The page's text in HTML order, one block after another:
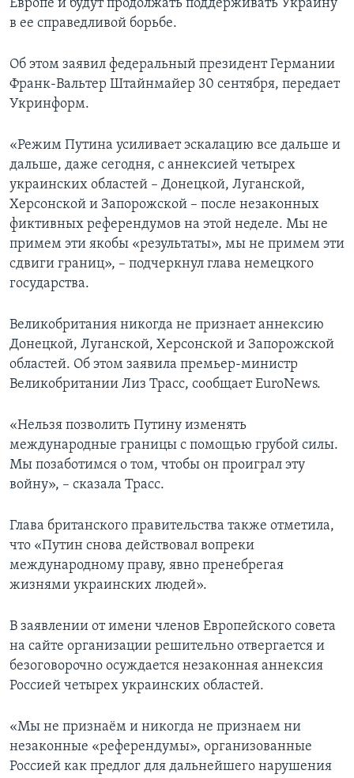
Европе и будут продолжать поддерживать Украину
в ее справедливой борьбе.
Об этом заявил федеральный президент Германии
Франк-Вальтер Штайнмайер 30 сентября, передает
Укринформ.
«Режим Путина усиливает эскалацию все дальше и
дальше, даже сегодня, с аннексией четырех
украинских областей – Донецкой, Луганской,
Херсонской и Запорожской – после незаконных
фиктивных референдумов на этой неделе. Мы не
примем эти якобы «результаты», мы не примем эти
сдвиги границ», – подчеркнул глава немецкого
государства.
Великобритания никогда не признает аннексию
Донецкой, Луганской, Херсонской и Запорожской
областей. Об этом заявила премьер-министр
Великобритании Лиз Трасс, сообщает EuroNews.
«Нельзя позволить Путину изменять
международные границы с помощью грубой силы.
Мы позаботимся о том, чтобы он проиграл эту
войну», – сказала Трасс.
Глава британского правительства также отметила,
что «Путин снова действовал вопреки
международному праву, явно пренебрегая
жизнями украинских людей».
В заявлении от имени членов Европейского совета
на сайте организации решительно отвергается и
безоговорочно осуждается незаконная аннексия
Россией четырех украинских областей.
«Мы не признаём и никогда не признаем ни
незаконные «референдумы», организованные
Россией как предлог для дальнейшего нарушения